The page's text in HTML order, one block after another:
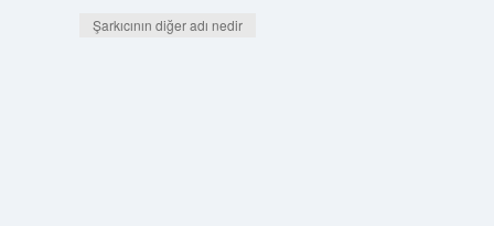
Şarkıcının diğer adı nedir